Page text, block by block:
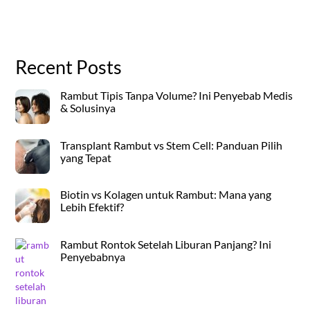
Recent Posts
Rambut Tipis Tanpa Volume? Ini Penyebab Medis
& Solusinya
Transplant Rambut vs Stem Cell: Panduan Pilih
yang Tepat
Biotin vs Kolagen untuk Rambut: Mana yang
Lebih Efektif?
Rambut Rontok Setelah Liburan Panjang? Ini
Penyebabnya